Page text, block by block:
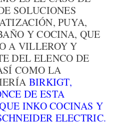
SOLUCIONES
PUYA,
Y COCINA, QUE
A VILLEROY Y
DEL ELENCO DE
COMO LA
BIRKIGT,
DE ESTA
INKO COCINAS Y
ELECTRIC.